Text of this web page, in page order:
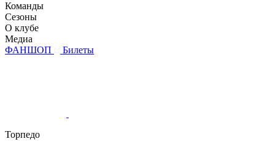
Команды
Сезоны
О клубе
Медиа
ФАНШОП
Билеты
Торпедо